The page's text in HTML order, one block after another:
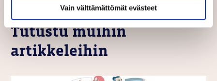
Vain välttämättömät evästeet
Tutustu muihin
artikkeleihin